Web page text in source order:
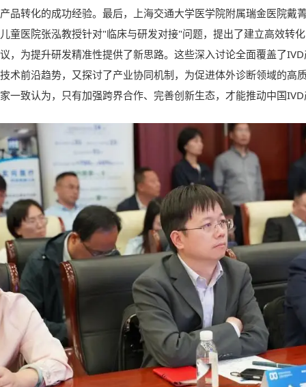
产品转化的成功经验。最后，上海交通大学医学院附属瑞金医院戴
儿童医院张泓教授针对"临床与研发对接"问题，提出了建立高效转
议，为提升研发精准性提供了新思路。这些深入讨论全面覆盖了
技术前沿趋势，又探讨了产业协同机制，为促进体外诊断领域的高
家一致认为，只有加强跨界合作、完善创新生态，才能推动中国